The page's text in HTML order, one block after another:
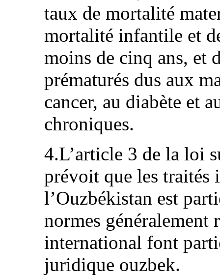
taux de mortalité
mortalité infantile et
moins de cinq ans, et
prématurés dus aux
cancer, au diabète et
chroniques.
4.L’article 3 de la loi
prévoit que les traités
l’Ouzbékistan est
normes généralement
international font
juridique ouzbek.